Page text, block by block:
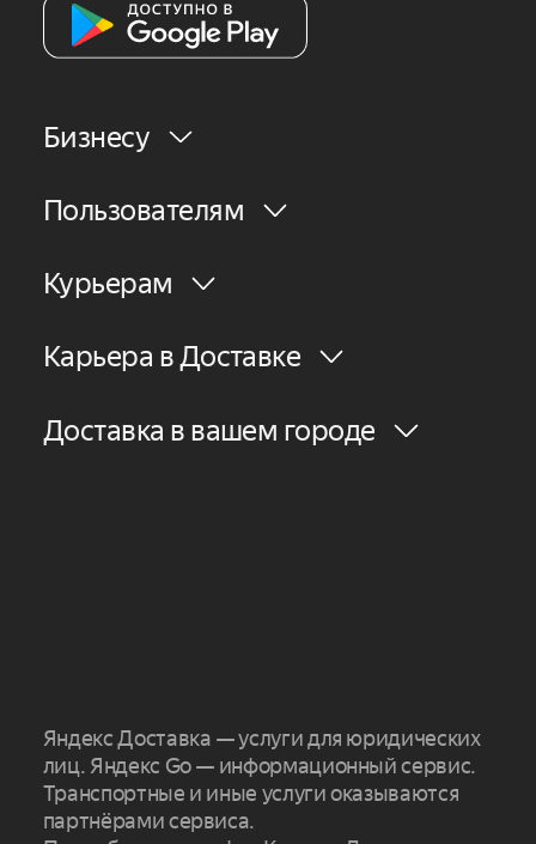
Бизнесу
Пользователям
Курьерам
Карьера в Доставке
Доставка в вашем городе
Яндекс Доставка — услуги для юридических
лиц. Яндекс Go — информационный сервис.
Транспортные и иные услуги оказываются
партнёрами сервиса.